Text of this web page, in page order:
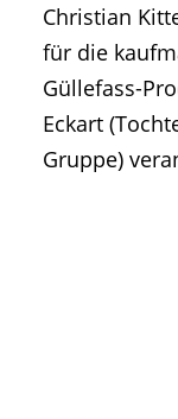
Christian
für die
Güllefass-
Eckart
Gruppe)